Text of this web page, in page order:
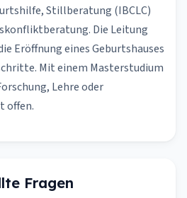
Stillberatung (IBCLC)
Die Leitung
Eröffnung eines Geburtshauses
Mit einem Masterstudium
Lehre oder
offen.
Fragen